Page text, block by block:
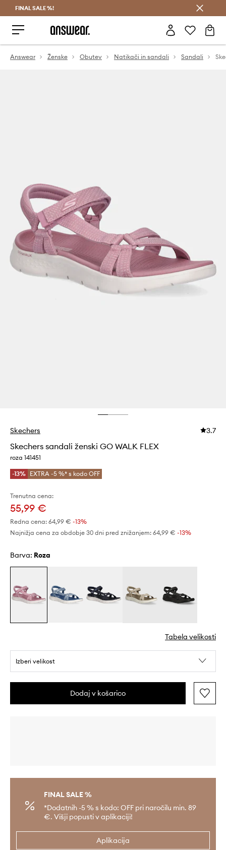
FINAL SALE %!
Answear Ženske Obutev Natikači in sandali Sandali
Skechers 3.7
Skechers sandali ženski GO WALK FLEX
roza 141451
-13% EXTRA -5 %* s kodo OFF
Trenutna cena:
55,99 €
Redna cena: 64,99 € -13%
Najnižja cena za obdobje 30 dni pred znižanjem: 64,99 € -13%
Barva: roza
Tabela velikosti
Izberi velikost
Dodaj v košarico
FINAL SALE %
*Dodatnih -5 % s kodo: OFF pri naročilu min. 89
€. Višji popusti v aplikaciji!
Aplikacija